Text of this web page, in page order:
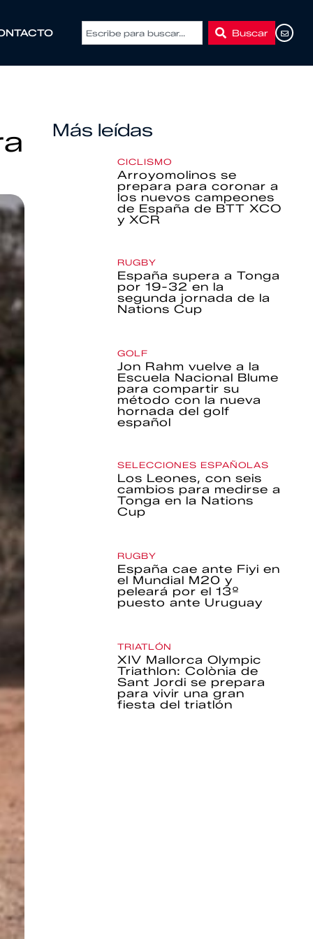
Buscar
Más leídas
CICLISMO
Arroyomolinos se
prepara para coronar a
los nuevos campeones
de España de BTT XCO
y XCR
RUGBY
España supera a Tonga
por 19-32 en la
segunda jornada de la
Nations Cup
GOLF
Jon Rahm vuelve a la
Escuela Nacional Blume
para compartir su
método con la nueva
hornada del golf
español
SELECCIONES ESPAÑOLAS
Los Leones, con seis
cambios para medirse a
Tonga en la Nations
Cup
RUGBY
España cae ante Fiyi en
el Mundial M20 y
peleará por el 13º
puesto ante Uruguay
TRIATLÓN
XIV Mallorca Olympic
Triathlon: Colònia de
Sant Jordi se prepara
para vivir una gran
fiesta del triatlón